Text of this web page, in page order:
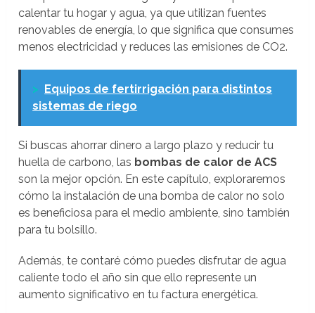
calentar tu hogar y agua, ya que utilizan fuentes
renovables de energía, lo que significa que consumes
menos electricidad y reduces las emisiones de CO2.
>
Equipos de fertirrigación para distintos
sistemas de riego
Si buscas ahorrar dinero a largo plazo y reducir tu
huella de carbono, las bombas de calor de ACS
son la mejor opción. En este capítulo, exploraremos
cómo la instalación de una bomba de calor no solo
es beneficiosa para el medio ambiente, sino también
para tu bolsillo.
Además, te contaré cómo puedes disfrutar de agua
caliente todo el año sin que ello represente un
aumento significativo en tu factura energética.